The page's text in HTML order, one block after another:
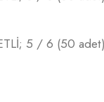
5 / 6 (50